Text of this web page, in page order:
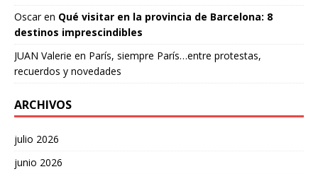
Oscaren Qué visitar en la provincia de Barcelona: 8
destinos imprescindibles
JUAN Valerie en París, siempre París…entre protestas,
recuerdos y novedades
ARCHIVOS
julio 2026
junio 2026